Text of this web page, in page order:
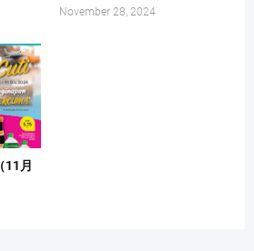
November 28, 2024
11月